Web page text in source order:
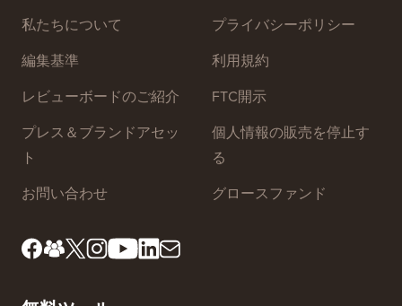
私たちについて
編集基準
レビューボードのご紹介
プレス＆ブランドアセッ
ト
お問い合わせ
プライバシーポリシー
利用規約
FTC開示
個人情報の販売を停止す
る
グロースファンド